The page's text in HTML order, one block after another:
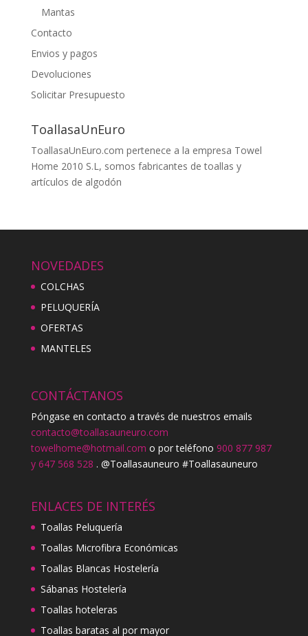
Mantas
Contacto
Envios y pagos
Devoluciones
Solicitar Presupuesto
ToallasaUnEuro
ToallasaUnEuro.com pertenece a la empresa Towel
Home 2010 S.L, somos fabricantes de toallas y
artículos de algodón
NOVEDADES
COLCHAS
PELUQUERÍA
OFERTAS
MANTELES
CONTÁCTANOS
Póngase en contacto a través de nuestros emails
contacto@toallasauneuro.com
towelhome@hotmail.com o por teléfono 900 877 987
y 647 568 528 . @Toallasauneuro #Toallasauneuro
ENLACES DE INTERÉS
Toallas Peluquería
Toallas Microfibra Económicas
Toallas Blancas Hostelería
Sábanas Hostelería
Toallas hoteleras
Toallas baratas al por mayor